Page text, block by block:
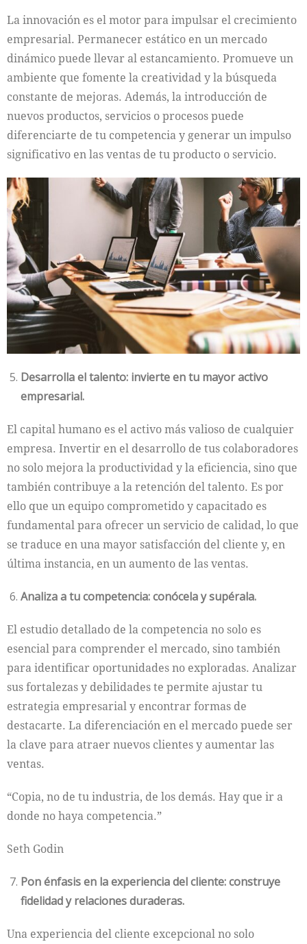
La innovación es el motor para impulsar el crecimiento
empresarial. Permanecer estático en un mercado
dinámico puede llevar al estancamiento. Promueve un
ambiente que fomente la creatividad y la búsqueda
constante de mejoras. Además, la introducción de
nuevos productos, servicios o procesos puede
diferenciarte de tu competencia y generar un impulso
significativo en las ventas de tu producto o servicio.
Desarrolla el talento: invierte en tu mayor activo
empresarial.
El capital humano es el activo más valioso de cualquier
empresa. Invertir en el desarrollo de tus colaboradores
no solo mejora la productividad y la eficiencia, sino que
también contribuye a la retención del talento. Es por
ello que un equipo comprometido y capacitado es
fundamental para ofrecer un servicio de calidad, lo que
se traduce en una mayor satisfacción del cliente y, en
última instancia, en un aumento de las ventas.
Analiza a tu competencia: conócela y supérala.
El estudio detallado de la competencia no solo es
esencial para comprender el mercado, sino también
para identificar oportunidades no exploradas. Analizar
sus fortalezas y debilidades te permite ajustar tu
estrategia empresarial y encontrar formas de
destacarte. La diferenciación en el mercado puede ser
la clave para atraer nuevos clientes y aumentar las
ventas.
“Copia, no de tu industria, de los demás. Hay que ir a
donde no haya competencia.”
Seth Godin
Pon énfasis en la experiencia del cliente: construye
fidelidad y relaciones duraderas.
Una experiencia del cliente excepcional no solo